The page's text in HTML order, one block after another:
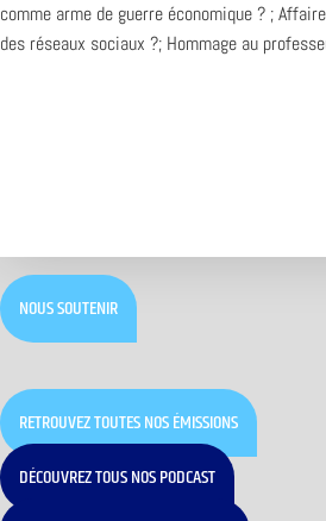
comme arme de guerre économique ? ;
des réseaux sociaux ?; Hommage au
NOUS SOUTENIR
RETROUVEZ TOUTES NOS ÉMISSIONS
DÉCOUVREZ TOUS NOS PODCAST